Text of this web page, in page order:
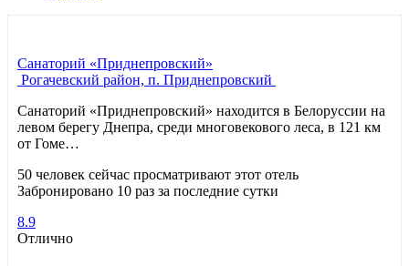
Санаторий «Приднепровский»
Рогачевский район, п. Приднепровский
Санаторий «Приднепровский» находится в Белоруссии на
левом берегу Днепра, среди многовекового леса, в 121 км
от Гоме…
50 человек сейчас просматривают этот отель
Забронировано 10 раз за последние сутки
8.9
Отлично